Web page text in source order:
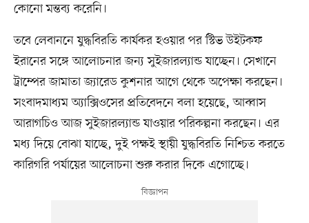
কোনো মন্তব্য করেনি।
তবে লেবাননে যুদ্ধবিরতি কার্যকর হওয়ার পর স্টিভ উইটকফ
ইরানের সঙ্গে আলোচনার জন্য সুইজারল্যান্ড যাচ্ছেন। সেখানে
ট্রাম্পের জামাতা জ্যারেড কুশনার আগে থেকে অপেক্ষা করছেন।
সংবাদমাধ্যম অ্যাক্সিওসের প্রতিবেদনে বলা হয়েছে, আব্বাস
আরাগচিও আজ সুইজারল্যান্ড যাওয়ার পরিকল্পনা করছেন। এর
মধ্য দিয়ে বোঝা যাচ্ছে, দুই পক্ষই স্থায়ী যুদ্ধবিরতি নিশ্চিত করতে
কারিগরি পর্যায়ের আলোচনা শুরু করার দিকে এগোচ্ছে।